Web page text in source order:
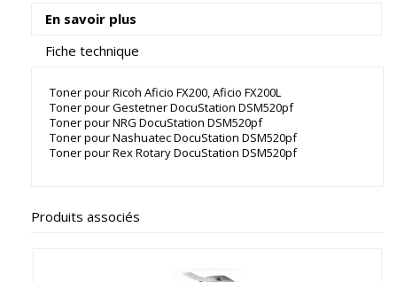
En savoir plus
Fiche technique
Toner pour Ricoh Aficio FX200, Aficio FX200L
Toner pour Gestetner DocuStation DSM520pf
Toner pour NRG DocuStation DSM520pf
Toner pour Nashuatec DocuStation DSM520pf
Toner pour Rex Rotary DocuStation DSM520pf
Produits associés